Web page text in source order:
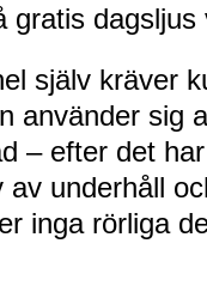
gratis dagsljus
själv kräver
använder sig
– efter det
underhåll
inga rörliga